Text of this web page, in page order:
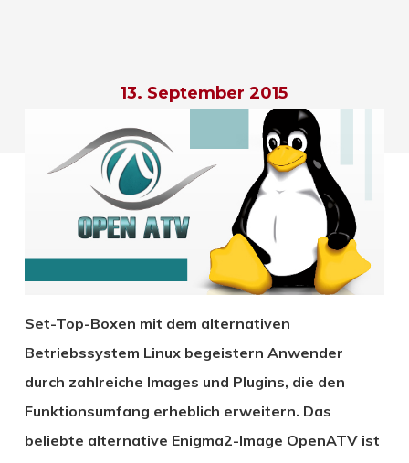
13. September 2015
Set-Top-Boxen mit dem alternativen
Betriebssystem Linux begeistern Anwender
durch zahlreiche Images und Plugins, die den
Funktionsumfang erheblich erweitern. Das
beliebte alternative Enigma2-Image OpenATV ist